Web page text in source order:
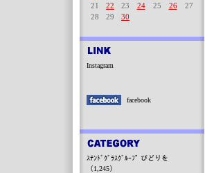
21
22 23 24 25 26
27
28
29 30
Instagram
facebook
ｽﾃﾝﾄﾞｸﾞﾗｽｸﾞﾙｰﾌﾟ びどりを
（1,245）